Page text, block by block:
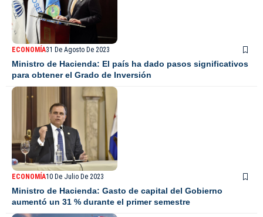
ECONOMÍA31 De Agosto De 2023
Ministro de Hacienda: El país ha dado pasos significativos
para obtener el Grado de Inversión
ECONOMÍA10 De Julio De 2023
Ministro de Hacienda: Gasto de capital del Gobierno
aumentó un 31 % durante el primer semestre